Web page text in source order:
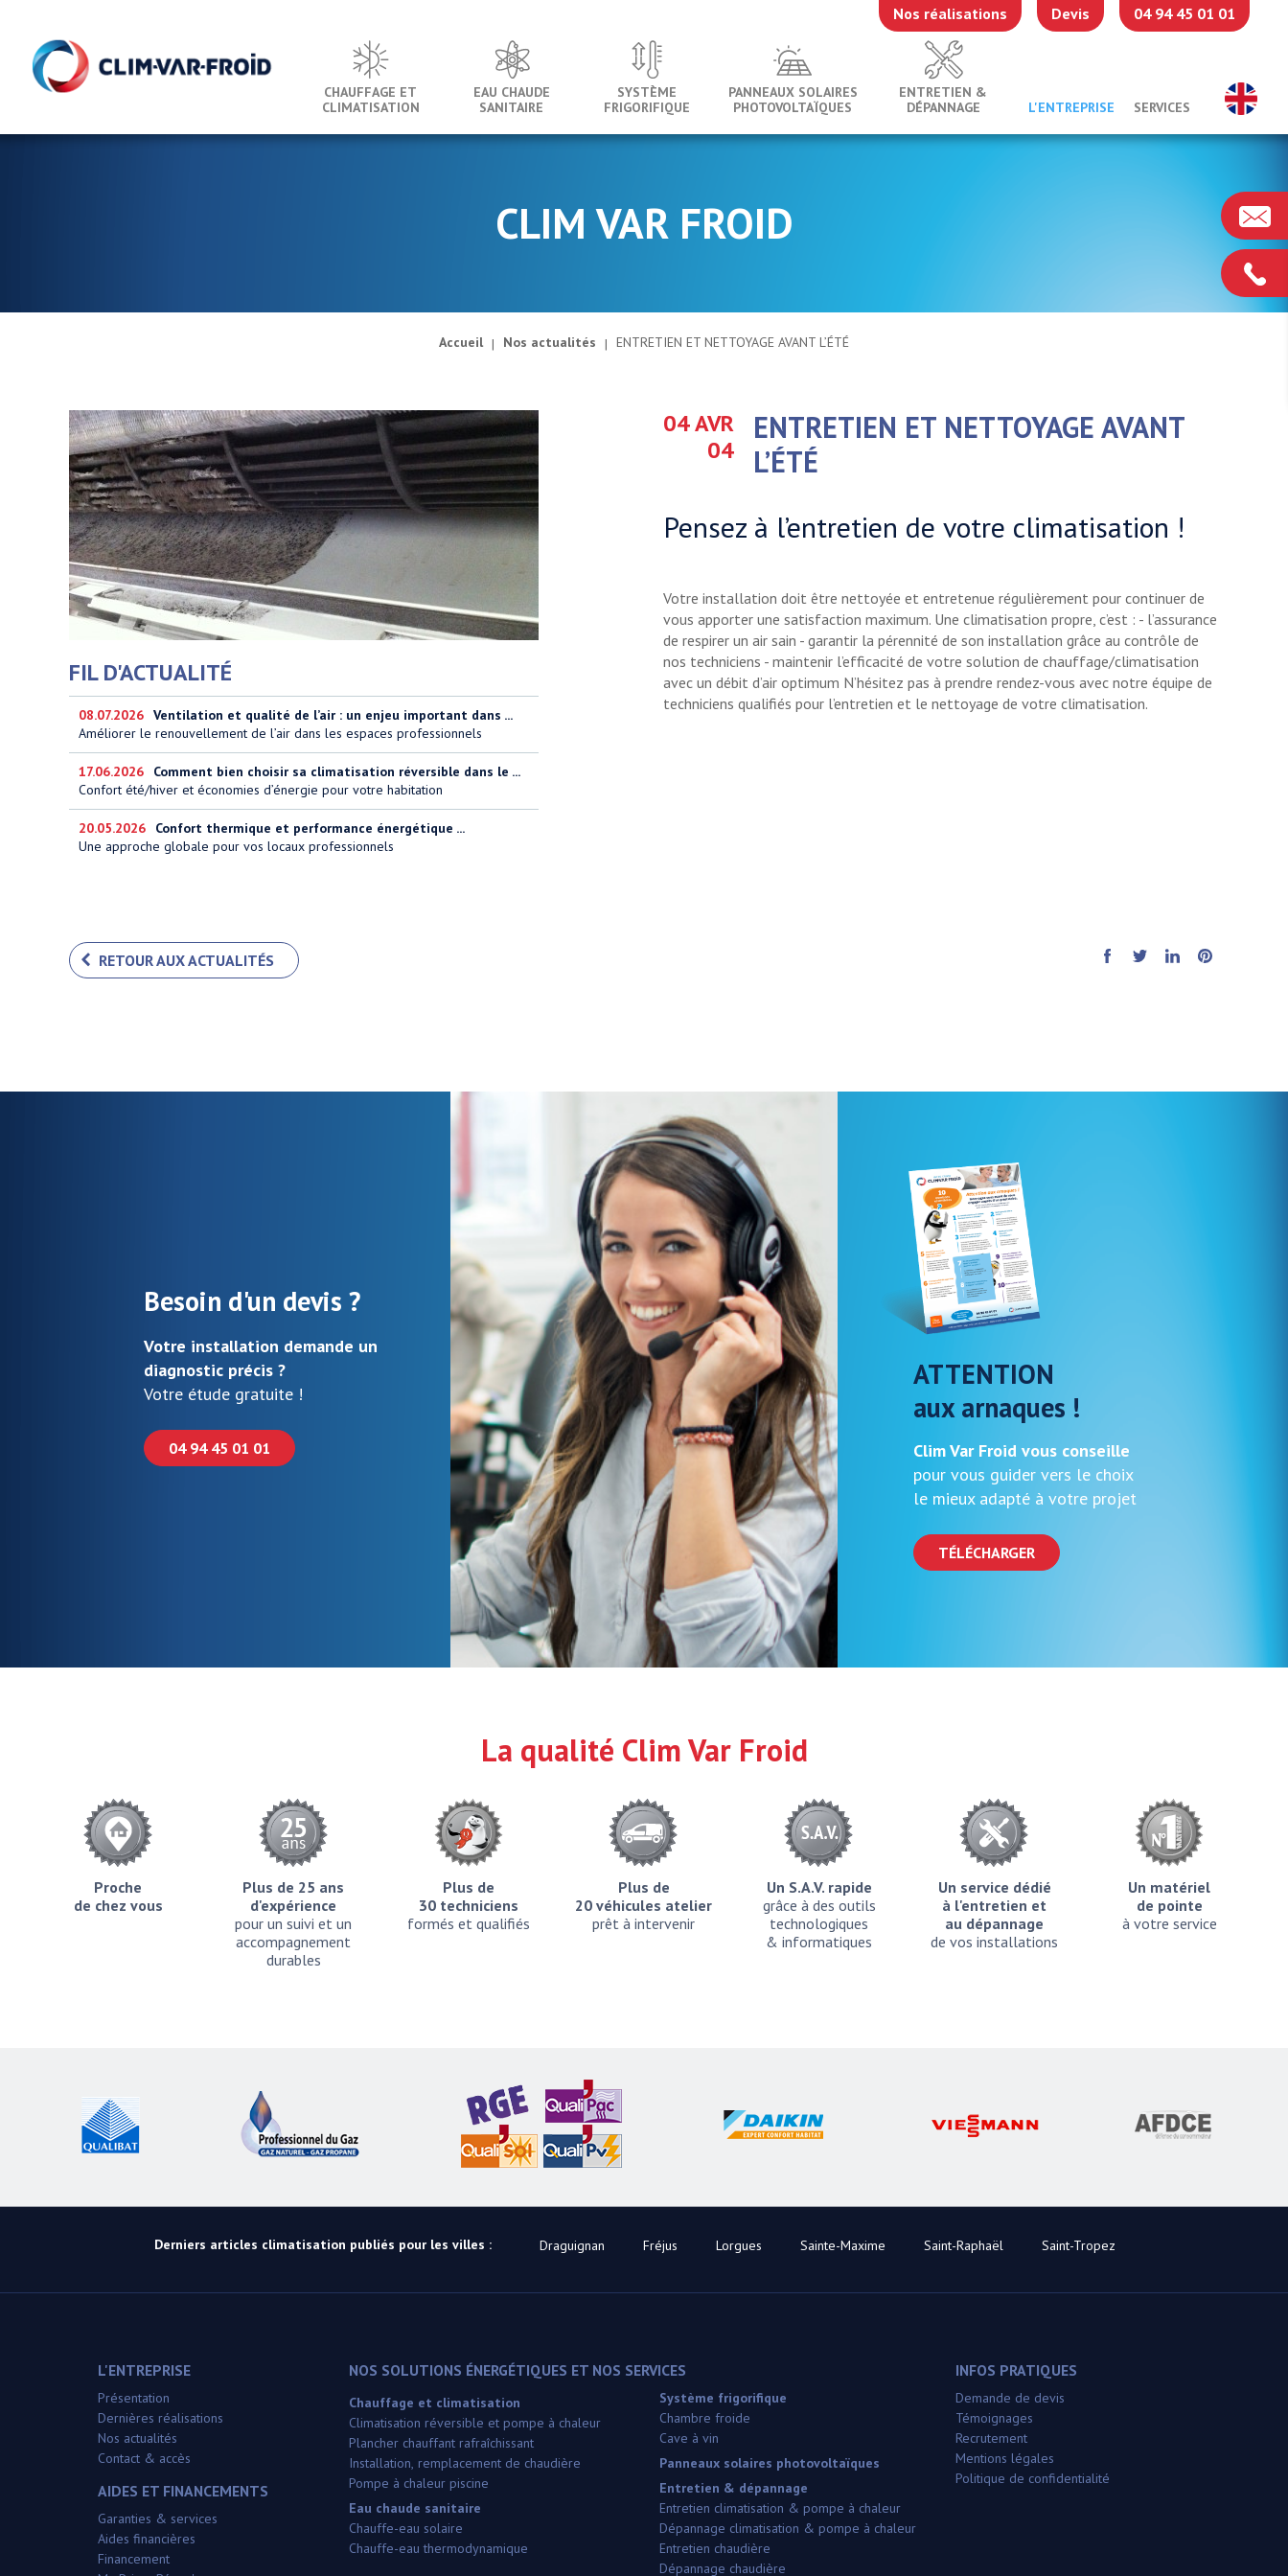
CHAUFFAGE ET
CLIMATISATION
EAU CHAUDE
SANITAIRE
SYSTÈME
FRIGORIFIQUE
PANNEAUX SOLAIRES
PHOTOVOLTAÏQUES
ENTRETIEN &
DÉPANNAGE
L'ENTREPRISE SERVICES
Nos réalisations Devis 04 94 45 01 01
CLIM VAR FROID
Accueil Nos actualités ENTRETIEN ET NETTOYAGE AVANT L’ÉTÉ
04 AVR
04
ENTRETIEN ET NETTOYAGE AVANT
L’ÉTÉ
Pensez à l’entretien de votre climatisation !
Votre installation doit être nettoyée et entretenue régulièrement pour continuer de
vous apporter une satisfaction maximum. Une climatisation propre, c’est : - l’assurance
de respirer un air sain - garantir la pérennité de son installation grâce au contrôle de
nos techniciens - maintenir l’efficacité de votre solution de chauffage/climatisation
avec un débit d’air optimum N’hésitez pas à prendre rendez-vous avec notre équipe de
techniciens qualifiés pour l’entretien et le nettoyage de votre climatisation.
FIL D'ACTUALITÉ
08.07.2026 Ventilation et qualité de l’air : un enjeu important dans ...
Améliorer le renouvellement de l’air dans les espaces professionnels
17.06.2026
Comment bien choisir sa climatisation réversible dans le ...
Confort été/hiver et économies d’énergie pour votre habitation
20.05.2026
Confort thermique et performance énergétique ...
Une approche globale pour vos locaux professionnels
RETOUR AUX ACTUALITÉS
Besoin d'un devis ?
Votre installation demande un
diagnostic précis ?
Votre étude gratuite !
04 94 45 01 01
ATTENTION
aux arnaques !
Clim Var Froid vous conseille
pour vous guider vers le choix
le mieux adapté à votre projet
TÉLÉCHARGER
La qualité Clim Var Froid
Proche
de chez vous
Plus de 25 ans
d'expérience
pour un suivi et un
accompagnement
durables
Plus de
30 techniciens
formés et qualifiés
Plus de
20 véhicules atelier
prêt à intervenir
Un S.A.V. rapide
grâce à des outils
technologiques
& informatiques
Un service dédié
à l'entretien et
au dépannage
de vos installations
Un matériel
de pointe
à votre service
Derniers articles climatisation publiés pour les villes : Draguignan Fréjus Lorgues Sainte-Maxime Saint-Raphaël Saint-Tropez
L'ENTREPRISE
Présentation
Dernières réalisations
Nos actualités
Contact & accès
AIDES ET FINANCEMENTS
Garanties & services
Aides financières
Financement
NOS SOLUTIONS ÉNERGÉTIQUES ET NOS SERVICES
Chauffage et climatisation
Climatisation réversible et pompe à chaleur
Plancher chauffant rafraîchissant
Installation, remplacement de chaudière
Pompe à chaleur piscine
Eau chaude sanitaire
Chauffe-eau solaire
Chauffe-eau thermodynamique
Système frigorifique
Chambre froide
Cave à vin
Panneaux solaires photovoltaïques
Entretien & dépannage
Entretien climatisation & pompe à chaleur
Dépannage climatisation & pompe à chaleur
Entretien chaudière
Dépannage chaudière
INFOS PRATIQUES
Demande de devis
Témoignages
Recrutement
Mentions légales
Politique de confidentialité